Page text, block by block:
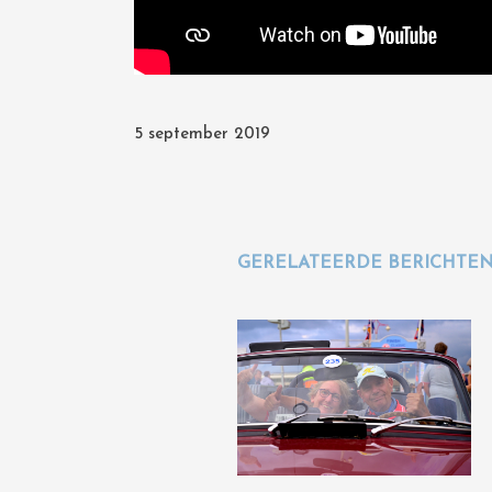
5 september 2019
GERELATEERDE